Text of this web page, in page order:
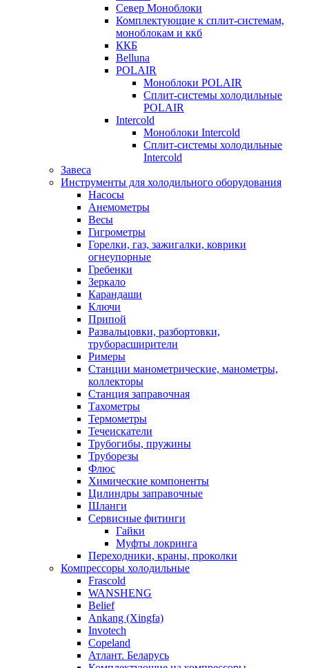
Север Моноблоки
Комплектующие к сплит-системам,
моноблокам и ккб
ККБ
Belluna
POLAIR
Моноблоки POLAIR
Сплит-системы холодильные
POLAIR
Intercold
Моноблоки Intercold
Сплит-системы холодильные
Intercold
Завеса
Инструменты для холодильного оборудования
Насосы
Анемометры
Весы
Гигрометры
Горелки, газ, зажигалки, коврики
огнеупорные
Гребенки
Зеркало
Карандаши
Ключи
Припой
Развальцовки, разбортовки,
труборасширители
Римеры
Станции манометрические, манометры,
коллекторы
Станция заправочная
Тахометры
Термометры
Течеискатели
Трубогибы, пружины
Труборезы
Флюс
Химические компоненты
Цилиндры заправочные
Шланги
Сервисные фитинги
Гайки
Муфты локринга
Переходники, краны, проколки
Компрессоры холодильные
Frascold
WANSHENG
Belief
Ankang (Xingfa)
Invotech
Copeland
Атлант. Беларусь